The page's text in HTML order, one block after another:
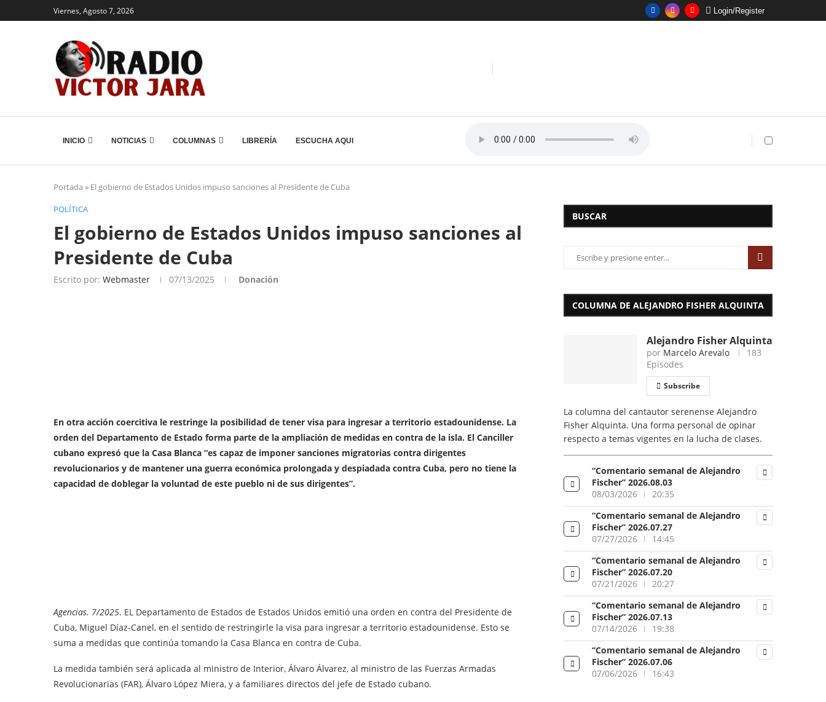
Viernes, Agosto 7, 2026 Login/Register
INICIO NOTICIAS COLUMNAS LIBRERÍA ESCUCHA AQUI
Portada » El gobierno de Estados Unidos impuso sanciones al Presidente de Cuba
POLÍTICA
El gobierno de Estados Unidos impuso sanciones al
Presidente de Cuba
Escrito por: Webmaster 07/13/2025 Donación
En otra acción coercitiva le restringe la posibilidad de tener visa para ingresar a territorio estadounidense. La
orden del Departamento de Estado forma parte de la ampliación de medidas en contra de la isla. El Canciller
cubano expresó que la Casa Blanca “es capaz de imponer sanciones migratorias contra dirigentes
revolucionarios y de mantener una guerra económica prolongada y despiadada contra Cuba, pero no tiene la
capacidad de doblegar la voluntad de este pueblo ni de sus dirigentes”.
Agencias. 7/2025. EL Departamento de Estados de Estados Unidos emitió una orden en contra del Presidente de
Cuba, Miguel Díaz-Canel, en el sentido de restringirle la visa para ingresar a territorio estadounidense. Esto se
suma a medidas que continúa tomando la Casa Blanca en contra de Cuba.
La medida también será aplicada al ministro de Interior, Álvaro Álvarez, al ministro de las Fuerzas Armadas
Revolucionarias (FAR), Álvaro López Miera, y a familiares directos del jefe de Estado cubano.
BUSCAR
COLUMNA DE ALEJANDRO FISHER ALQUINTA
Alejandro Fisher Alquinta
por Marcelo Arevalo
183
Episodes
Subscribe
La columna del cantautor serenense Alejandro
Fisher Alquinta. Una forma personal de opinar
respecto a temas vigentes en la lucha de clases.
“Comentario semanal de Alejandro
Fischer” 2026.08.03
08/03/2026
20:35
“Comentario semanal de Alejandro
Fischer” 2026.07.27
07/27/2026
14:45
“Comentario semanal de Alejandro
Fischer” 2026.07.20
07/21/2026
20:27
“Comentario semanal de Alejandro
Fischer” 2026.07.13
07/14/2026
19:38
“Comentario semanal de Alejandro
Fischer” 2026.07.06
07/06/2026
16:43